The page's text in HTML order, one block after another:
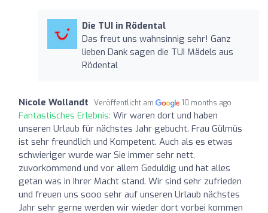
Die TUI in Rödental
Das freut uns wahnsinnig sehr! Ganz
lieben Dank sagen die TUI Mädels aus
Rödental
Nicole Wollandt Veröffentlicht am 10 months ago
Fantastisches Erlebnis: Wir waren dort und haben
unseren Urlaub für nächstes Jahr gebucht. Frau Gülmüs
ist sehr freundlich und Kompetent. Auch als es etwas
schwieriger wurde war Sie immer sehr nett,
zuvorkommend und vor allem Geduldig und hat alles
getan was in Ihrer Macht stand. Wir sind sehr zufrieden
und freuen uns sooo sehr auf unseren Urlaub nächstes
Jahr sehr gerne werden wir wieder dort vorbei kommen